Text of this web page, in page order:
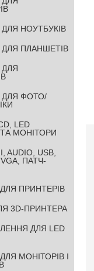
НОУТБУКІВ
ПЛАНШЕТІВ
ДЛЯ
ДЛЯ ФОТО/
LED
МОНІТОРИ
AUDIO, USB,
VGA, ПАТЧ-
ПРИНТЕРІВ
3D-ПРИНТЕРА
ДЛЯ LED
МОНІТОРІВ І